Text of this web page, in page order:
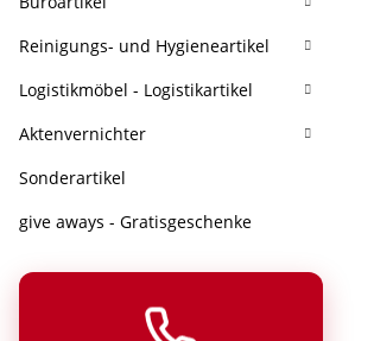
Reinigungs- und Hygieneartikel
Logistikmöbel - Logistikartikel
Aktenvernichter
Sonderartikel
give aways - Gratisgeschenke